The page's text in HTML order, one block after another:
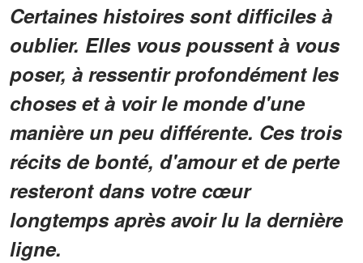
Certaines histoires sont difficiles à
oublier. Elles vous poussent à vous
poser, à ressentir profondément les
choses et à voir le monde d'une
manière un peu différente. Ces trois
récits de bonté, d'amour et de perte
resteront dans votre cœur
longtemps après avoir lu la dernière
ligne.